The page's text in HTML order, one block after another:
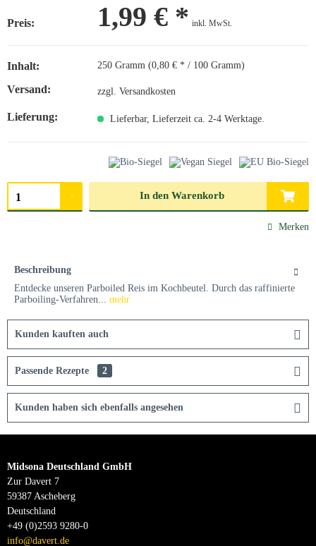
Preis: 1,99 € * inkl. MwSt.
Inhalt: 250 Gramm (0,80 € * / 100 Gramm)
Versand: zzgl. Versandkosten
Lieferung: Lieferbar, Lieferzeit ca. 2-4 Werktage.
Menge auswählen
In den Warenkorb
Merken
Beschreibung
Entdecke unseren Parboiled Reis im Kochbeutel. Durch das raffinierte
Parboiling-Verfahren... mehr
Kunden kauften auch
Passende Rezepte 2
Kunden haben sich ebenfalls angesehen
Midsona Deutschland GmbH
Zur Davert 7
59387 Ascheberg
Deutschland
+49 (0)2593 9280-0
info@davert.de